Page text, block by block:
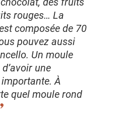
rouges… La
composée de 70
pouvez aussi
Un moule
une
À
quel moule rond